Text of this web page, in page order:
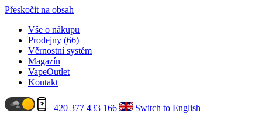
Přeskočit na obsah
Vše o nákupu
Prodejny (66)
Věrnostní systém
Magazín
VapeOutlet
Kontakt
+420 377 433 166
Switch to English